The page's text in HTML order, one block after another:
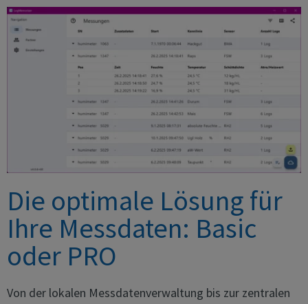
Die optimale Lösung für
Ihre Messdaten: Basic
oder PRO
Von der lokalen Messdatenverwaltung bis zur zentralen